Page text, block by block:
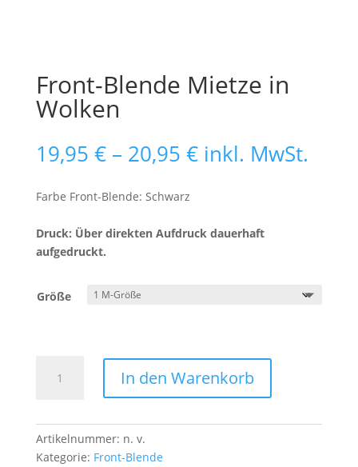
Front-Blende Mietze in
Wolken
19,95 € – 20,95 €Preisspanne:
19,95 €
inkl. MwSt.
Farbe Front-Blende: Schwarz
Druck: Über direkten Aufdruck dauerhaft
aufgedruckt.
Größe
Blende
Wolken
Menge
In den Warenkorb
Artikelnummer: n. v.
Kategorie: Front-Blende